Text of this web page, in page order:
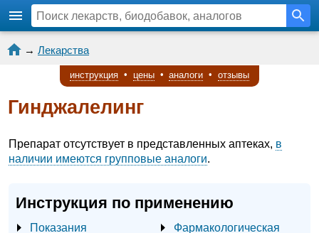
→ Лекарства
инструкция • цены • аналоги • отзывы
Гинджалелинг
Препарат отсутствует в представленных аптеках, в
наличии имеются групповые аналоги.
Инструкция по применению
Показания
Фармакологическая